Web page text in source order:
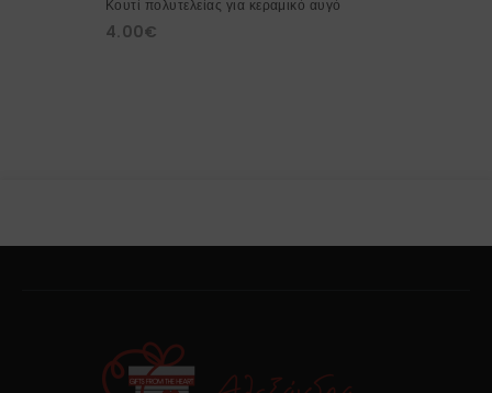
Κουτί πολυτελείας για κεραμικό αυγό
4.00€